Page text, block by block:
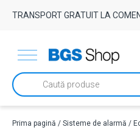
TRANSPORT GRATUIT LA
Products
search
Prima pagină / Sisteme de alarmă /